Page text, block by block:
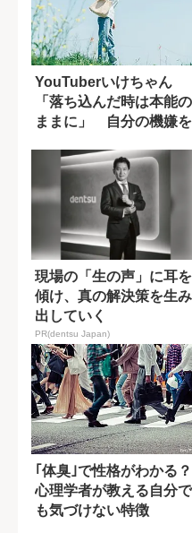
YouTuberいけちゃん
「落ち込んだ時は本能の
ままに」 自分の機嫌を
現場の「生の声」に耳を
傾け、真の解決策を生み
出していく
PR(dentsu Japan)
｢体臭｣で性格がわかる？
心理学者が教える自分で
も気づけない特徴